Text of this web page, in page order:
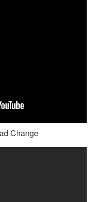
Change